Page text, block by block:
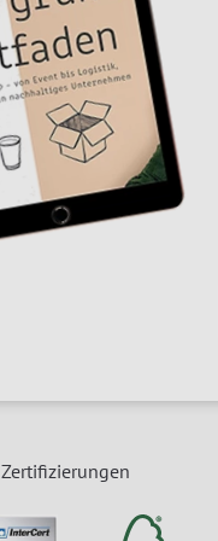
Zertifizierungen